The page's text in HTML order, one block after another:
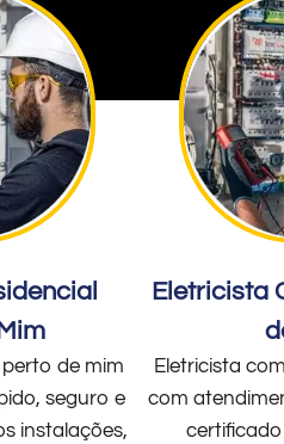
perto de mim
seguro e
instalações,
Eletricista
Eletricista
com